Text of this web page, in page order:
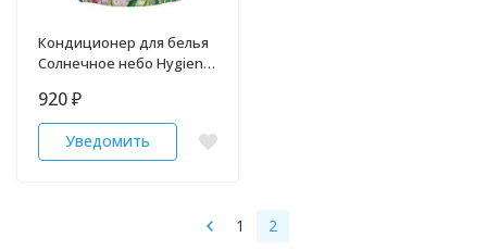
Кондиционер для белья
Солнечное небо Hygiene
920₽
Уведомить
1 2